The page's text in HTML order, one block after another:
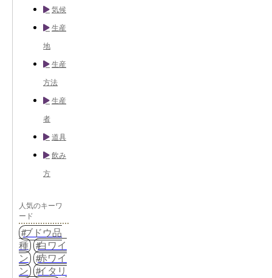
気候
生産
地
生産
方法
生産
者
道具
飲み
方
人気のキーワ
ード
ブドウ品
種
白ワイ
ン
赤ワイ
ン
イタリ